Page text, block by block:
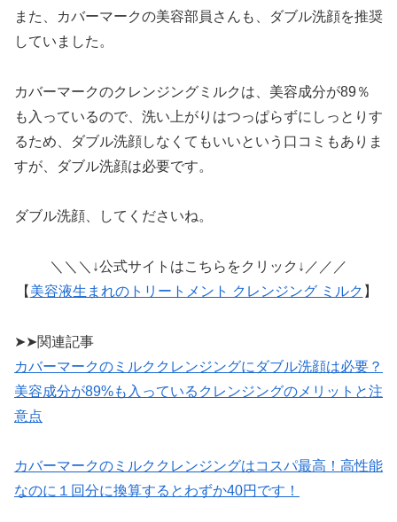
また、カバーマークの美容部員さんも、ダブル洗顔を推奨
していました。
カバーマークのクレンジングミルクは、美容成分が89％
も入っているので、洗い上がりはつっぱらずにしっとりす
るため、ダブル洗顔しなくてもいいという口コミもありま
すが、ダブル洗顔は必要です。
ダブル洗顔、してくださいね。
＼＼＼↓公式サイトはこちらをクリック↓／／／
【 美容液生まれのトリートメント クレンジング ミルク 】
➤➤関連記事
カバーマークのミルククレンジングにダブル洗顔は必要？
美容成分が89%も入っているクレンジングのメリットと注
意点
カバーマークのミルククレンジングはコスパ最高！高性能
なのに１回分に換算するとわずか40円です！